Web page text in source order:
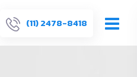
(11) 2478-8418